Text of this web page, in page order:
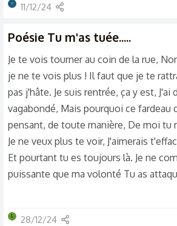
Ouvrez vos cœurs, laissez-vous porter,
toile en mouvement, Rappelle nous
éternel...
⭐ 11/12/24
Poésie Tu m'as tuée.....
Je te vois tourner au coin de la rue,
je ne te vois plus ! Il faut que je te
pas j'hâte. Je suis rentrée, ça y est, J'ai
vagabondé, Mais pourquoi ce fardeau
pensant, de toute manière, De moi tu
Je ne veux plus te voir, J'aimerais
Et pourtant tu es toujours là. Je ne
puissante que ma volonté Tu as
maintenant qu'il est mort, Tu
28/12/24